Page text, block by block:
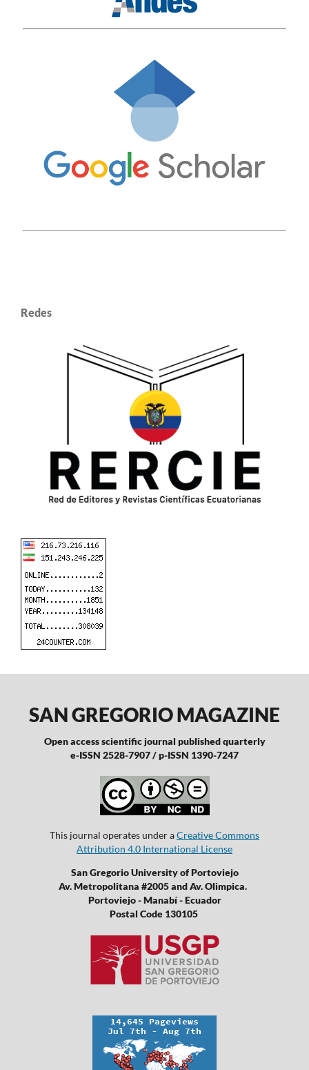
Redes
SAN GREGORIO MAGAZINE
Open access scientific journal published quarterly
e-ISSN 2528-7907 / p-ISSN 1390-7247
This journal operates under aCreative Commons
Attribution 4.0 International License
San Gregorio University of Portoviejo
Av. Metropolitana #2005 and Av. Olimpica.
Portoviejo - Manabí - Ecuador
Postal Code 130105